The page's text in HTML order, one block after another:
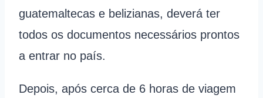
guatemaltecas e belizianas, deverá ter
todos os documentos necessários prontos
a entrar no país.
Depois, após cerca de 6 horas de viagem